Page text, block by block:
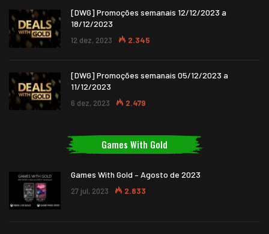
[DWG] Promoções semanais 12/12/2023 a
18/12/2023
12 dez, 2023 2.345
[DWG] Promoções semanais 05/12/2023 a
11/12/2023
6 dez, 2023 2.479
Games With Gold
Games With Gold – Agosto de 2023
27 jul, 2023 2.833